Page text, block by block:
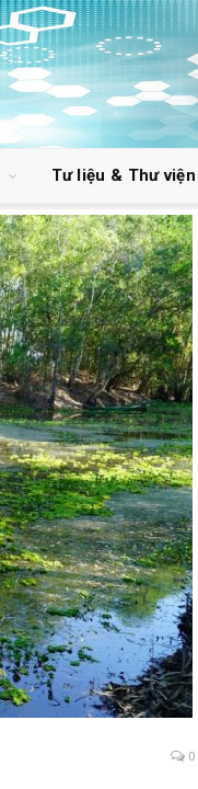
Tư liệu & Thư viện
0